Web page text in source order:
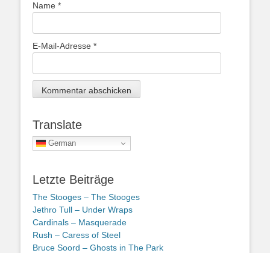
Name *
E-Mail-Adresse *
Translate
German
Letzte Beiträge
The Stooges – The Stooges
Jethro Tull – Under Wraps
Cardinals – Masquerade
Rush – Caress of Steel
Bruce Soord – Ghosts in The Park